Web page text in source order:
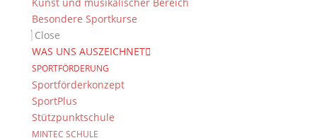
Besondere Sportkurse
Close
WAS UNS AUSZEICHNET
SPORTFÖRDERUNG
Sportförderkonzept
SportPlus
Stützpunktschule
MINTEC SCHULE
Im Rahmen des NTI-Unterrichts hatte die Klasse 7i unserer
Schule die Gelegenheit, einen spannenden außerschulischen